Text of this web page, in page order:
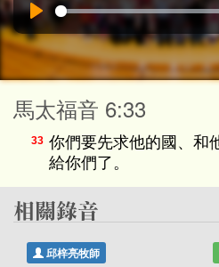
Play
馬太福音 6:33
33 你們要先求他的國、和
給你們了。
邱梓亮牧師